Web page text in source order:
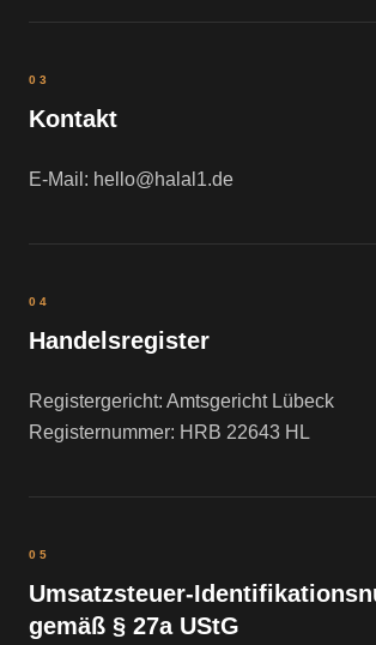
03
Kontakt
E-Mail: hello@halal1.de
04
Handelsregister
Registergericht: Amtsgericht Lübeck
Registernummer: HRB 22643 HL
05
Umsatzsteuer-
gemäß § 27a UStG